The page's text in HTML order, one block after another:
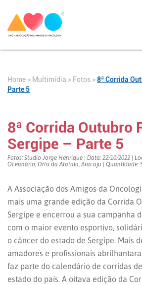
Home > Multimídia > Fotos >8ª Corrida
Parte 5
8ª Corrida Outubro
Sergipe – Parte 5
Fotos: Studio Jorge Henrique | Data: 22/10/2022 |
Oceanário, Orla da Atalaia, Aracaju | Quantidade:
A Associação dos Amigos da
mais uma grande edição da Corrida
Sergipe e encerrou a sua campanha
com o maior evento esportivo,
o câncer do estado de Sergipe. Mais
amadores e profissionais
faz parte do calendário de corridas
estado do país. A oitava edição da